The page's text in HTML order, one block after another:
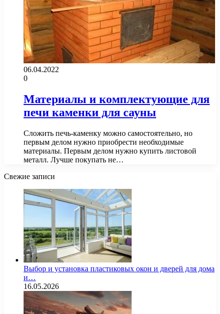
06.04.2022
0
Материалы и комплектующие для
печи каменки для сауны
Сложить печь-каменку можно самостоятельно, но
первым делом нужно приобрести необходимые
материалы. Первым делом нужно купить листовой
металл. Лучше покупать не…
Свежие записи
Выбор и установка пластиковых окон и дверей для дома
и…
16.05.2026